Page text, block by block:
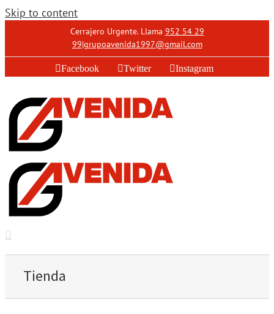
Skip to content
Cerrajero Urgente. Llama 952 54 29
99|grupoavenida1997@gmail.com
Facebook Twitter Instagram
Tienda